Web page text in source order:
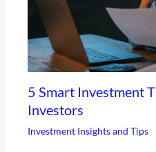
5 Smart Investment
Investors
Investment Insights and Tips